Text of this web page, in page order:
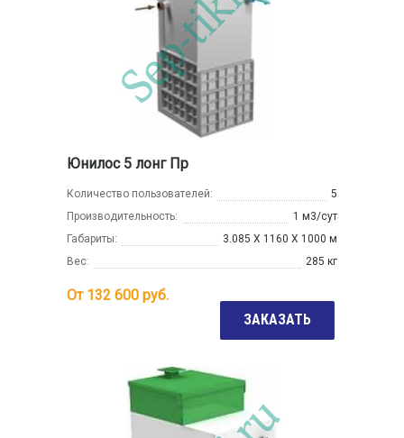
Юнилос 5 лонг Пр
Количество пользователей:
5
Производительность:
1 м3/сут
Габариты:
3.085 Х 1160 Х 1000 м
Вес:
285 кг
От 132 600 руб.
ЗАКАЗАТЬ